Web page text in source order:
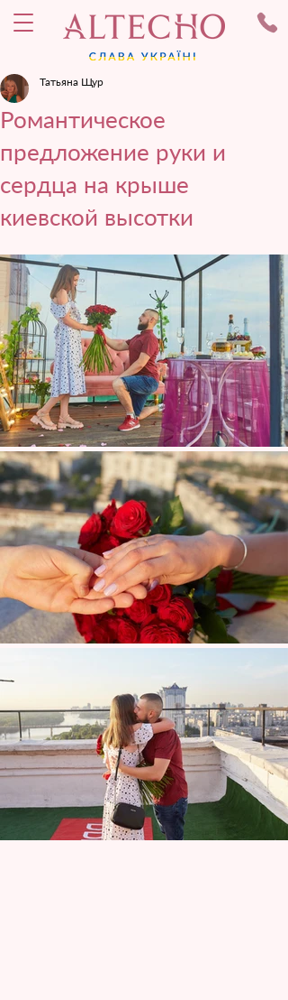
Романтическое
предложение руки и
сердца на крыше
киевской высотки
Татьяна Щур